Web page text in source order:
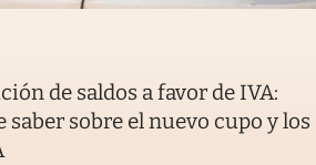
de saldos a favor de IVA:
saber sobre el nuevo cupo y los